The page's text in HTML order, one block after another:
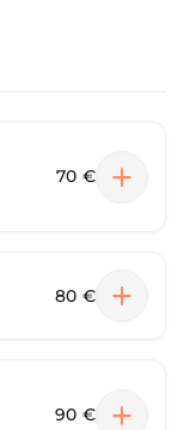
70 €
80 €
90 €